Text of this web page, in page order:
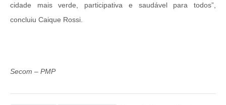
cidade mais verde, participativa e saudável para todos”,
concluiu Caique Rossi.
Secom – PMP